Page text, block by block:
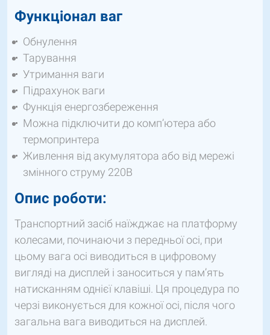
Функціонал ваг
Обнулення
Тарування
Утримання ваги
Підрахунок ваги
Функція енергозбереження
Можна підключити до комп’ютера або
термопринтера
Живлення від акумулятора або від мережі
змінного струму 220В
Опис роботи:
Транспортний засіб наїжджає на платформу
колесами, починаючи з передньої осі, при
цьому вага осі виводиться в цифровому
вигляді на дисплей і заноситься у пам’ять
натисканням однієї клавіші. Ця процедура по
черзі виконується для кожної осі, після чого
загальна вага виводиться на дисплей.